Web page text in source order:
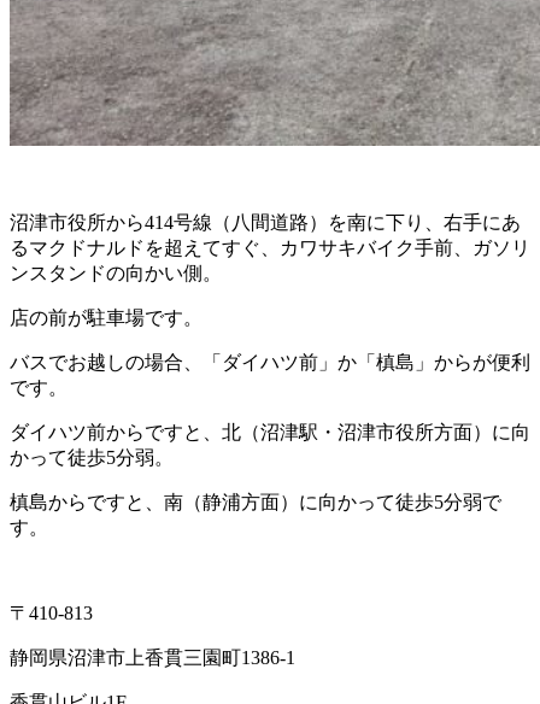
沼津市役所から414号線（八間道路）を南に下り、右手にあ
るマクドナルドを超えてすぐ、カワサキバイク手前、ガソリ
ンスタンドの向かい側。
店の前が駐車場です。
バスでお越しの場合、「ダイハツ前」か「槙島」からが便利
です。
ダイハツ前からですと、北（沼津駅・沼津市役所方面）に向
かって徒歩5分弱。
槙島からですと、南（静浦方面）に向かって徒歩5分弱で
す。
〒410-813
静岡県沼津市上香貫三園町1386-1